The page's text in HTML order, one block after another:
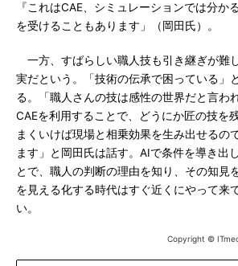
『これはCAE、シミュレーションでは分か
を受けることもあります」（岡田氏）。
一方、すばらしい職人技も引き継ぎが難
実だという。「技術の伝承で困っている」
る。「職人さんの技は感性の世界だと言わ
CAEを利用することで、どうにか匠の技を
まくいけば現場と相乗効果を生み出せるの
ます」と岡田氏は話す。AIで条件を導き出
とで、職人の判断の理由を知り、その知見
を見える化する時代はすぐ近くにやって来
い。
Copyright ©